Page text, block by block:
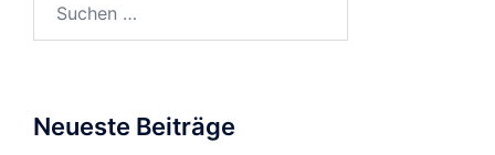
nach:
Neueste Beiträge